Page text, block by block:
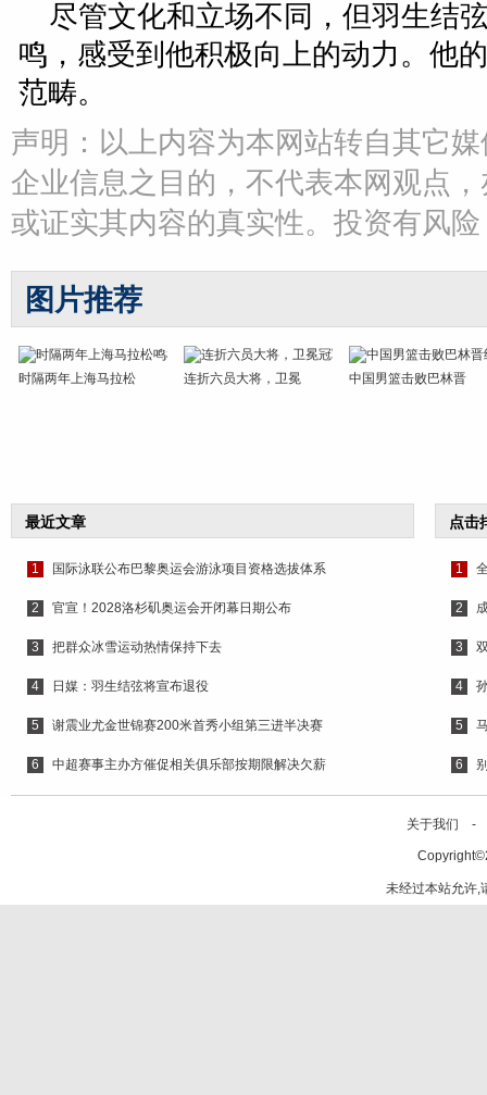
尽管文化和立场不同，但羽生结
鸣，感受到他积极向上的动力。他
范畴。
声明：以上内容为本网站转自其它
企业信息之目的，不代表本网观点
或证实其内容的真实性。投资有风
图片推荐
时隔两年上海马拉松 连折六员大将，卫冕 中国男篮击败巴林晋
最近文章
1 国际泳联公布巴黎奥运会游泳项目资格选拔体系
2 官宣！2028洛杉矶奥运会开闭幕日期公布
3 把群众冰雪运动热情保持下去
4 日媒：羽生结弦将宣布退役
5 谢震业尤金世锦赛200米首秀小组第三进半决赛
6 中超赛事主办方催促相关俱乐部按期限解决欠薪
点击
1
2
3
4
5
6
关于我们
未经过本站允许